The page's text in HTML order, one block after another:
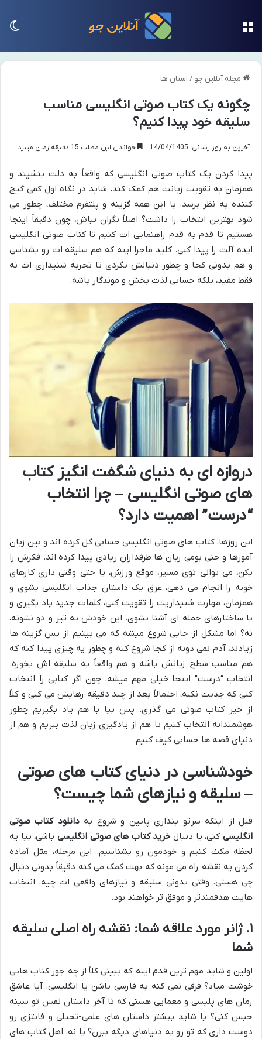
مجله آنلاین جو / استان ها
چگونه یک کتاب صوتی انگلیسی مناسب
سلیقه خود پیدا کنیم؟
آخرین به روز رسانی: 14/04/1405 خواندن این مطلب 15 دقیقه زمان میبرد
پیدا کردن یک کتاب صوتی انگلیسی که واقعاً به دلت بنشیند و
همزمان به تقویت زبانت هم کمک کند، شاید در نگاه اول کمی گیج
کننده به نظر برسد. با این همه گزینه و پلتفرم مختلف، چطور می
شود بهترین انتخاب را داشت؟ اصلاً نگران نباش، چون دقیقاً اینجا
هستیم تا قدم به قدم راهنمایی ات کنیم تا کتاب صوتی انگلیسی
ایده آلت را پیدا کنی. کلید ماجرا اینه که هم سلیقه ات رو بشناسی
و هم بدونی کجا و چطور دنبالش بگردی تا تجربه شنیداری ات نه
فقط مفید، بلکه حسابی لذت بخش و موندگار باشه.
دروازه ای به دنیای شگفت انگیز کتاب
های صوتی انگلیسی – چرا انتخاب
“درست” اهمیت دارد؟
این روزها، کتاب های صوتی انگلیسی حسابی گل کرده اند و بین زبان
آموزها و حتی بومی زبان ها طرفداران زیادی پیدا کرده اند. فکرش را
بکن، می توانی توی مسیر، موقع ورزش، یا حتی وقتی داری کارهای
خونه را انجام می دهی، غرق یک داستان جذاب انگلیسی بشوی و
همزمان، مهارت شنیداریت را تقویت کنی، کلمات جدید یاد بگیری و
با ساختارهای جمله ای آشنا بشوی. این خودش یه تیر و دو نشونه،
نه؟ اما مشکل از جایی شروع میشه که می بینیم از بس گزینه ها
زیادند، آدم نمی دونه از کجا شروع کنه و چطور یه چیزی پیدا کنه که
هم مناسب سطح زبانش باشه و هم واقعاً به سلیقه اش بخوره.
انتخاب “درست” اینجا خیلی مهم میشه، چون اگر کتابی را انتخاب
کنی که جذبت نکنه، احتمالاً بعد از چند دقیقه رهایش می کنی و کلاً
از خیر کتاب صوتی می گذری. پس بیا با هم یاد بگیریم چطور
هوشمندانه انتخاب کنیم تا هم از یادگیری زبان لذت ببریم و هم از
دنیای قصه ها حسابی کیف کنیم.
خودشناسی در دنیای کتاب های صوتی
– سلیقه و نیازهای شما چیست؟
قبل از اینکه سرتو بندازی پایین و شروع بهدانلود کتاب صوتی
انگلیسیکنی، یا دنبال خرید کتاب های صوتی انگلیسی باشی، بیا یه
لحظه مکث کنیم و خودمون رو بشناسیم. این مرحله، مثل آماده
کردن یه نقشه راه می مونه که بهت کمک می کنه دقیقاً بدونی دنبال
چی هستی. وقتی بدونی سلیقه و نیازهای واقعی ات چیه، انتخاب
هایت هدفمندتر و موفق تر خواهند بود.
۱. ژانر مورد علاقه شما: نقشه راه اصلی سلیقه
شما
اولین و شاید مهم ترین قدم اینه که ببینی کلاً از چه جور کتاب هایی
خوشت میاد؟ فرقی نمی کنه به فارسی باشن یا انگلیسی. آیا عاشق
رمان های پلیسی و معمایی هستی که تا آخر داستان نفس تو سینه
حبس کنی؟ یا شاید بیشتر داستان های علمی-تخیلی و فانتزی رو
دوست داری که تو رو به دنیاهای دیگه ببرن؟ یا نه، اهل کتاب های